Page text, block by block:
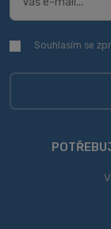
Souhlasím
zpracováním
Souhlasím se
se